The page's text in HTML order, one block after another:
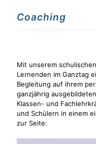
Coaching
Mit unserem
Lernenden im Ganztag
Begleitung auf ihrem
ganzjährig
Klassen- und
und Schülern in einem
zur Seite: